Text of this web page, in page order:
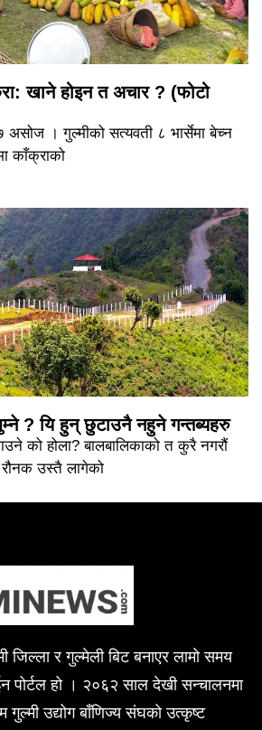
खाने होइन त अचार ? (फोटो
असोज । गुल्मीको सत्यवती ८ भार्सेमा बेच्न
काँक्राको
? यि हुन् छुटाउनै नहुने गन्तब्यहरु
को होला? बालबालिकाको त कुरै नगरौं
रौनक उस्तै लागेको
जिल्ला र गुल्मेली बिट बनाएर लामो समय
पोर्टल हो । २०६२ साल देखी सन्चालनमा
उद्योग बाँणिज्य संघको उत्कृष्ट